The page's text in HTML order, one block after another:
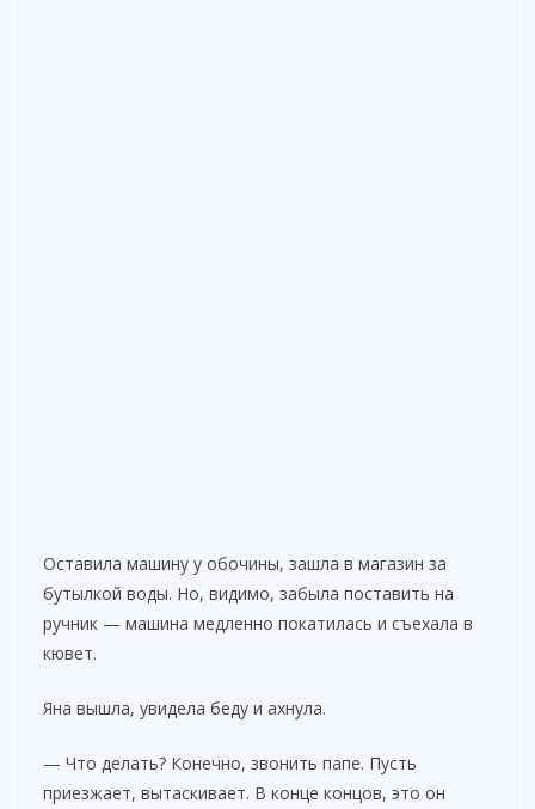
Оставила машину у обочины, зашла в магазин за
бутылкой воды. Но, видимо, забыла поставить на
ручник — машина медленно покатилась и съехала в
кювет.
Яна вышла, увидела беду и ахнула.
— Что делать? Конечно, звонить папе. Пусть
приезжает, вытаскивает. В конце концов, это он